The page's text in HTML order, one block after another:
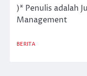
)* Penulis adalah
Management
BERITA